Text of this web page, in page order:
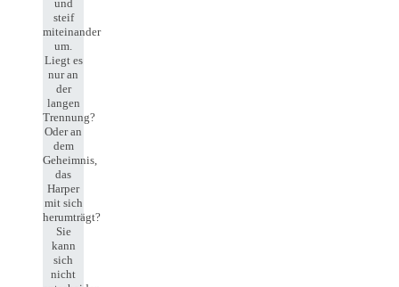
und
steif
miteinander
um.
Liegt es
nur an
der
langen
Trennung?
Oder an
dem
Geheimnis,
das
Harper
mit sich
herumträgt?
Sie
kann
sich
nicht